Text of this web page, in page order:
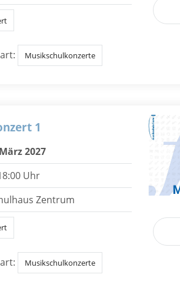
Musikschulkonzerte
1
2027
Uhr
Zentrum
Musikschulkonzerte